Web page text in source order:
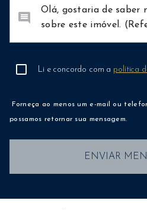
comment
Li e concordo com a política
Forneça ao menos um e-mail ou
possamos retornar sua mensagem.
ENVIAR